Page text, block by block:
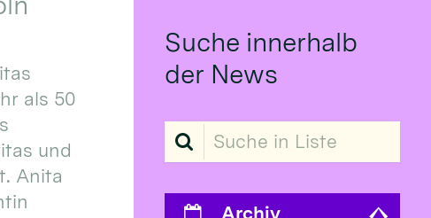
als 50
und
Anita
Suche innerhalb
der News
Suche in Liste
Archiv